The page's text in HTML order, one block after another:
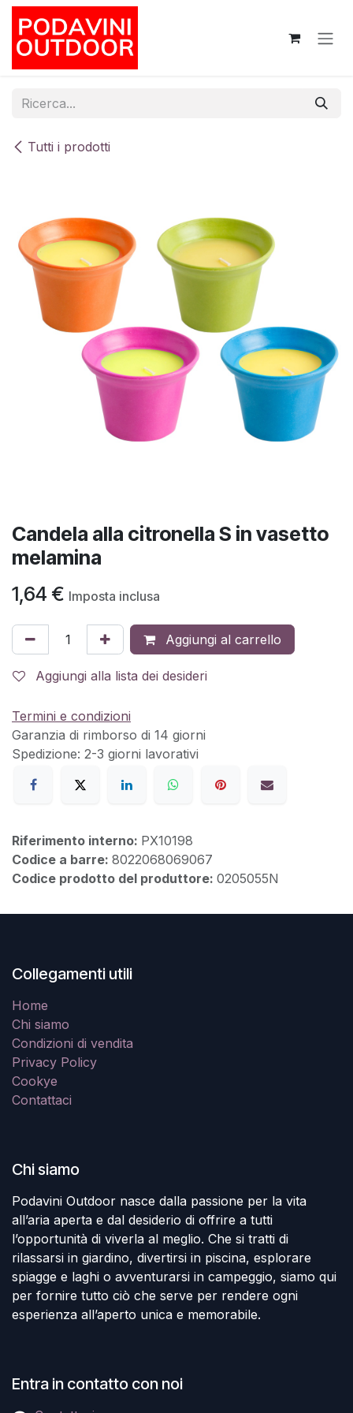
Passa al contenuto
Tutti i prodotti
Candela alla citronella S in vasetto
melamina
1,64 € Imposta inclusa
Aggiungi al carrello
Aggiungi alla lista dei desideri
Termini e condizioni
Garanzia di rimborso di 14 giorni
Spedizione: 2-3 giorni lavorativi
Riferimento interno: PX10198
Codice a barre: 8022068069067
Codice prodotto del produttore: 0205055N
Collegamenti utili
Home
Chi siamo
Condizioni di vendita
Privacy Policy
Cookye
Contattaci
Chi siamo
Podavini Outdoor nasce dalla passione per la vita
all’aria aperta e dal desiderio di offrire a tutti
l’opportunità di viverla al meglio. Che si tratti di
rilassarsi in giardino, divertirsi in piscina, esplorare
spiagge e laghi o avventurarsi in campeggio, siamo qui
per fornire tutto ciò che serve per rendere ogni
esperienza all’aperto unica e memorabile.
Entra in contatto con noi